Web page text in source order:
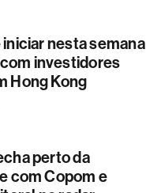
nesta semana
investidores
Hong Kong
perto da
com Copom e